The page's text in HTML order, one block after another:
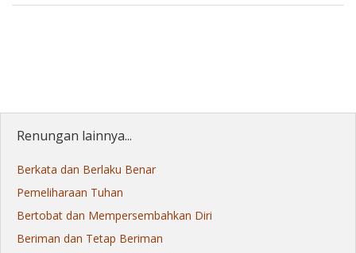
Renungan lainnya...
Berkata dan Berlaku Benar
Pemeliharaan Tuhan
Bertobat dan Mempersembahkan Diri
Beriman dan Tetap Beriman